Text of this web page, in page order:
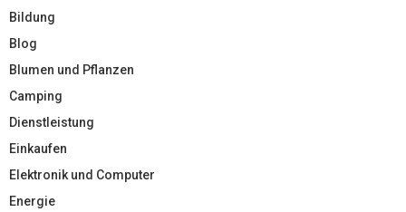
Bildung
Blog
Blumen und Pflanzen
Camping
Dienstleistung
Einkaufen
Elektronik und Computer
Energie